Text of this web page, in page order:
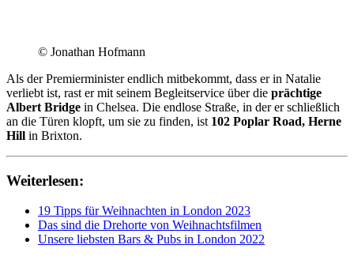
© Jonathan Hofmann
Als der Premierminister endlich mitbekommt, dass er in Natalie
verliebt ist, rast er mit seinem Begleitservice über die prächtige
Albert Bridge in Chelsea. Die endlose Straße, in der er schließlich
an die Türen klopft, um sie zu finden, ist 102 Poplar Road, Herne
Hill in Brixton.
Weiterlesen:
19 Tipps für Weihnachten in London 2023
Das sind die Drehorte von Weihnachtsfilmen
Unsere liebsten Bars & Pubs in London 2022